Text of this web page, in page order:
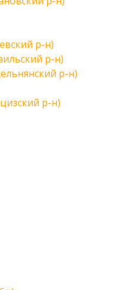
р-н)
р-н)
р-н)
р-н)